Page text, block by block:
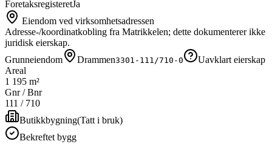
ForetaksregisteretJa
Eiendom ved virksomhetsadressen
Adresse-/koordinatkobling fra Matrikkelen; dette dokumenterer ikke
juridisk eierskap.
Grunneiendom
Drammen3301-111/710-0
Uavklart eierskap
Areal
1 195 m²
Gnr / Bnr
111 / 710
Butikkbygning(Tatt i bruk)
Bekreftet bygg